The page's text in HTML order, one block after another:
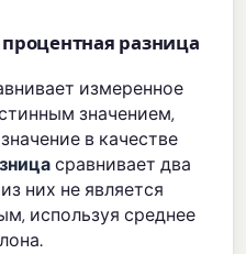
разница
измеренное
значением,
в качестве
сравнивает два
них не является
используя среднее